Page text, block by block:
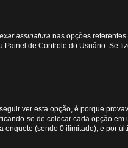
assinatura nas opções
de Controle do Usuário. Se
ver esta opção, é porque
se de colocar cada opção
enquete (sendo 0 ilimitado), e por